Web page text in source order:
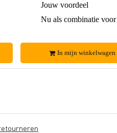
Jouw voordeel
Nu als combinatie voor
In mijn winkelwagen